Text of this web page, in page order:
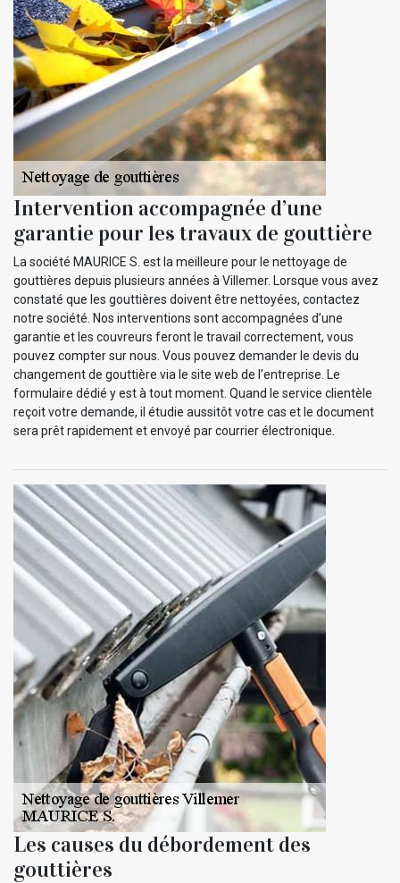
Intervention accompagnée d’une
garantie pour les travaux de gouttière
La société MAURICE S. est la meilleure pour le nettoyage de
gouttières depuis plusieurs années à Villemer. Lorsque vous avez
constaté que les gouttières doivent être nettoyées, contactez
notre société. Nos interventions sont accompagnées d’une
garantie et les couvreurs feront le travail correctement, vous
pouvez compter sur nous. Vous pouvez demander le devis du
changement de gouttière via le site web de l’entreprise. Le
formulaire dédié y est à tout moment. Quand le service clientèle
reçoit votre demande, il étudie aussitôt votre cas et le document
sera prêt rapidement et envoyé par courrier électronique.
Les causes du débordement des
gouttières